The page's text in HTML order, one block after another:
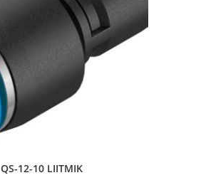
QS-12-10 LIITMIK